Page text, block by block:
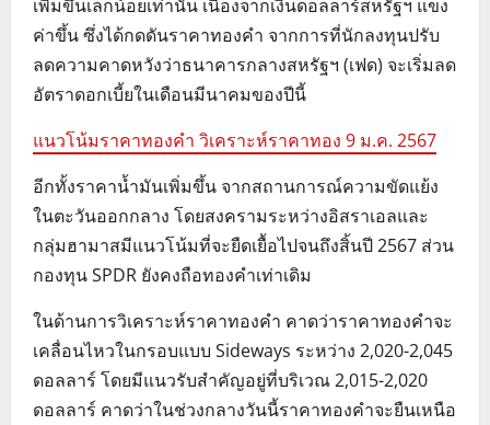
เพิ่มขึ้นเล็กน้อยเท่านั้น เนื่องจากเงินดอลลาร์สหรัฐฯ แข็ง
ค่าขึ้น ซึ่งได้กดดันราคาทองคำ จากการที่นักลงทุนปรับ
ลดความคาดหวังว่าธนาคารกลางสหรัฐฯ (เฟด) จะเริ่มลด
อัตราดอกเบี้ยในเดือนมีนาคมของปีนี้
แนวโน้มราคาทองคำ วิเคราะห์ราคาทอง 9 ม.ค. 2567
อีกทั้งราคาน้ำมันเพิ่มขึ้น จากสถานการณ์ความขัดแย้ง
ในตะวันออกกลาง โดยสงครามระหว่างอิสราเอลและ
กลุ่มฮามาสมีแนวโน้มที่จะยืดเยื้อไปจนถึงสิ้นปี 2567 ส่วน
กองทุน SPDR ยังคงถือทองคำเท่าเดิม
ในด้านการวิเคราะห์ราคาทองคำ คาดว่าราคาทองคำจะ
เคลื่อนไหวในกรอบแบบ Sideways ระหว่าง 2,020-2,045
ดอลลาร์ โดยมีแนวรับสำคัญอยู่ที่บริเวณ 2,015-2,020
ดอลลาร์ คาดว่าในช่วงกลางวันนี้ราคาทองคำจะยืนเหนือ